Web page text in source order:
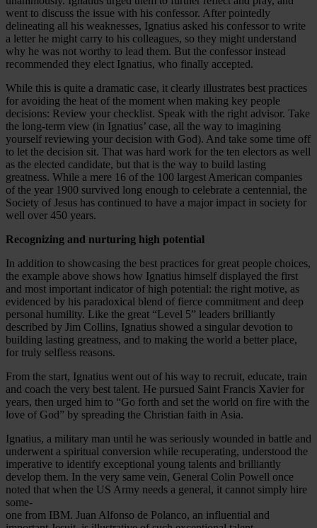
went to discuss the issue with his confessor. After pointedly
delineating all his weaknesses, Ignatius asked his confessor to write
a letter he might carry to his colleagues, so they might understand
why he was not worthy to lead them. But the confessor instead
recommended they elect Ignatius, who finally accepted.
While this is quite a dramatic case, it clearly illustrates best practices
for avoiding the heat of the moment when making key people
decisions: Review your checklist. Speak with the right advisor. Take
the long-term view (in Ignatius’ case, all the way to imagining
yourself reviewing your decision with God). And take some time off
to let the decision sit. That was hard work for the ten electors as well
as the elected candidate, but that is the way to build lasting
greatness. While a mere 16 of the 100 largest American companies
of the year 1900 survived long enough to celebrate a centennial, the
Society of Jesus has continued to have a major impact in society for
well over 450 years.
Recognizing and nurturing high potential
In addition to showcasing the best practices for great people choices,
the example above shows how Ignatius himself displayed the first
and most important indicator of high potential: the right motive, as
evidenced by his paradoxical blend of fierce commitment and deep
personal humility. Like the great “Level 5” leaders brilliantly
described by Jim Collins, Ignatius showed a singular devotion to
building lasting greatness, and to making the world a better place,
for truly selfless reasons.
From the start, Ignatius went out of his way to recruit, educate, train
and coach the very best talent. He pursued Saint Francis Xavier for
years, then urged him to “Go forth and set the world on fire with the
love of God” by spreading the Christian faith in Asia.
Ignatius, a military man until he was seriously wounded in battle and
underwent a spiritual conversion while recuperating, understood the
imperative to identify exceptional young talents and brilliantly
develop them. In the very same vein, General Colin Powell once
noted that when the US Army needs a general, it cannot simply hire
some-
one from IBM. Juan Alfonso de Polanco, an influential and